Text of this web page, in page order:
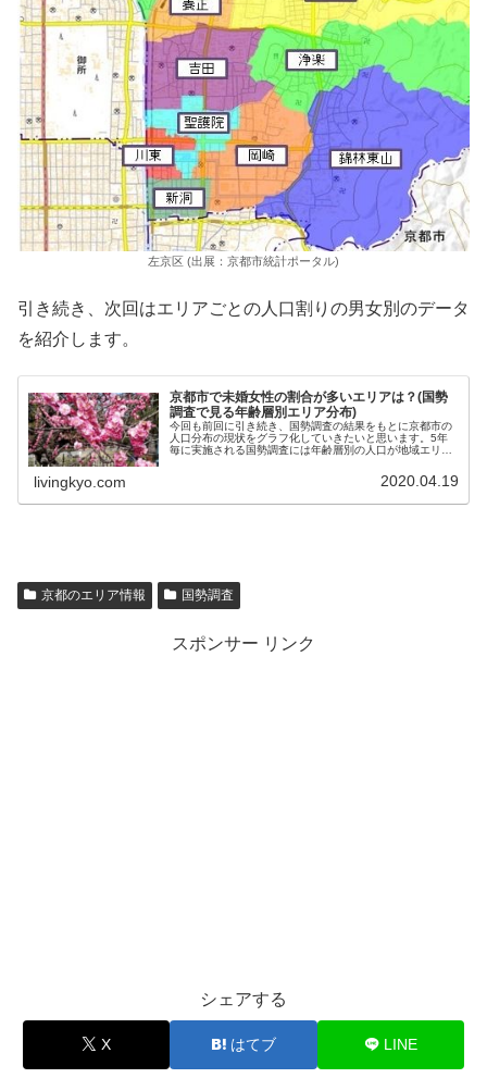
左京区 (出展：京都市統計ポータル)
引き続き、次回はエリアごとの人口割りの男女別のデータ
を紹介します。
京都市で未婚女性の割合が多いエリアは？(国勢
調査で見る年齢層別エリア分布)
今回も前回に引き続き、国勢調査の結果をもとに京都市の
人口分布の現状をグラフ化していきたいと思います。5年
毎に実施される国勢調査には年齢層別の人口が地域エリア
livingkyo.com 2020.04.19
京都のエリア情報 国勢調査
スポンサー リンク
シェアする
X はてブ LINE